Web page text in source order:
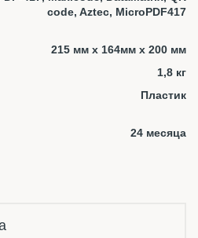
code, Aztec, MicroPDF417
215 мм x 164мм x 200 мм
1,8 кг
Пластик
24 месяца